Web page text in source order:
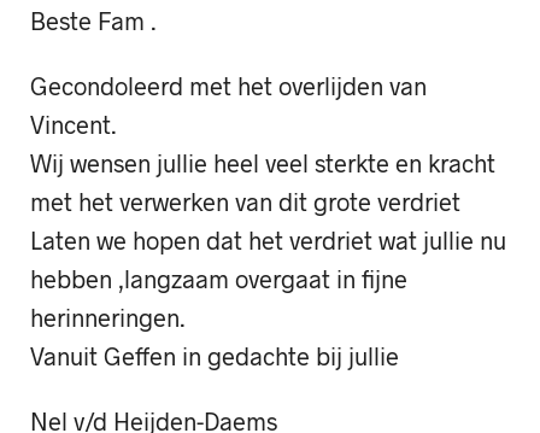
Beste Fam .
Gecondoleerd met het overlijden van
Vincent.
Wij wensen jullie heel veel sterkte en kracht
met het verwerken van dit grote verdriet
Laten we hopen dat het verdriet wat jullie nu
hebben ,langzaam overgaat in fijne
herinneringen.
Vanuit Geffen in gedachte bij jullie
Nel v/d Heijden-Daems